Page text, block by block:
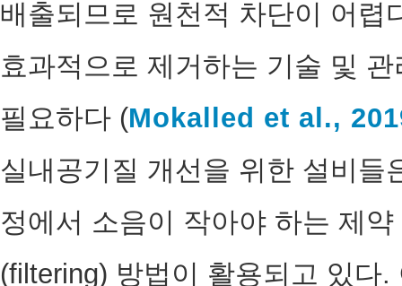
배출되므로 원천적 차단이 어렵
효과적으로 제거하는 기술 및
필요하다 (Mokalled et al.,
실내공기질 개선을 위한 설비
정에서 소음이 작아야 하는 제
(filtering) 방법이 활용되고 있다